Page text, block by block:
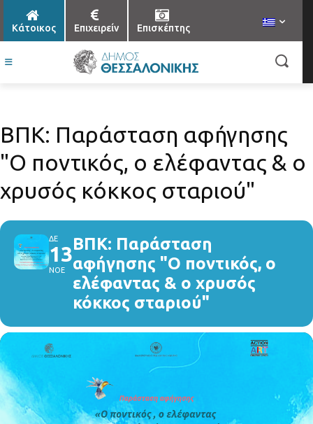
Κάτοικος Επιχειρείν Επισκέπτης
ΒΠΚ: Παράσταση αφήγησης
"Ο ποντικός, ο ελέφαντας & ο
χρυσός κόκκος σταριού"
ΔΕ
13
ΝΟΕ
ΒΠΚ: Παράσταση
αφήγησης "Ο ποντικός, ο
ελέφαντας & ο χρυσός
κόκκος σταριού"